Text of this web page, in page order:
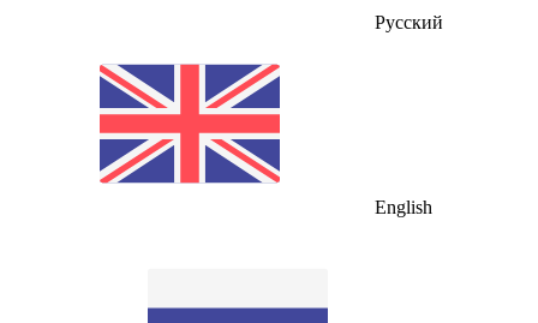
Русский
English